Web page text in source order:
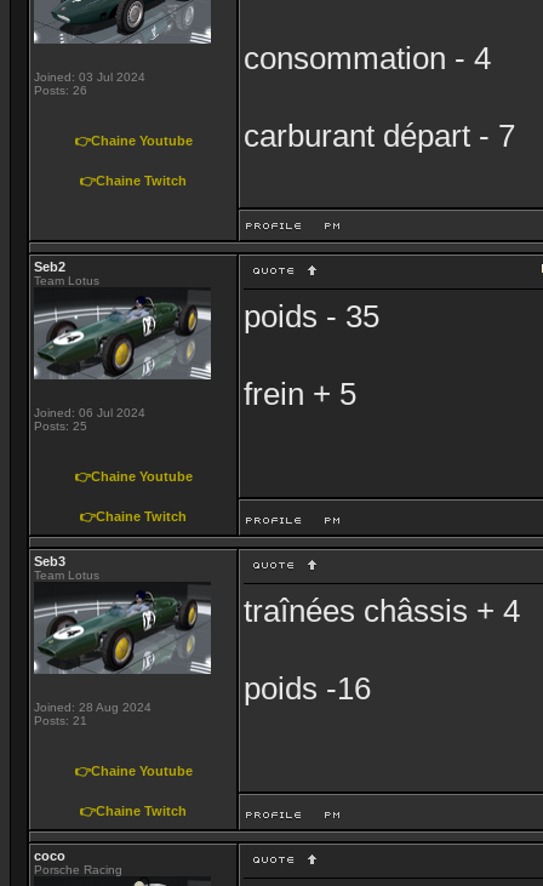
Joined: 03 Jul 2024
Posts: 26
👉Chaine Youtube
👉Chaine Twitch
consommation - 4
carburant départ - 7
Seb2
Team Lotus
Joined: 06 Jul 2024
Posts: 25
👉Chaine Youtube
👉Chaine Twitch
poids - 35
frein + 5
Seb3
Team Lotus
Joined: 28 Aug 2024
Posts: 21
👉Chaine Youtube
👉Chaine Twitch
traînées châssis + 4
poids -16
coco
Porsche Racing